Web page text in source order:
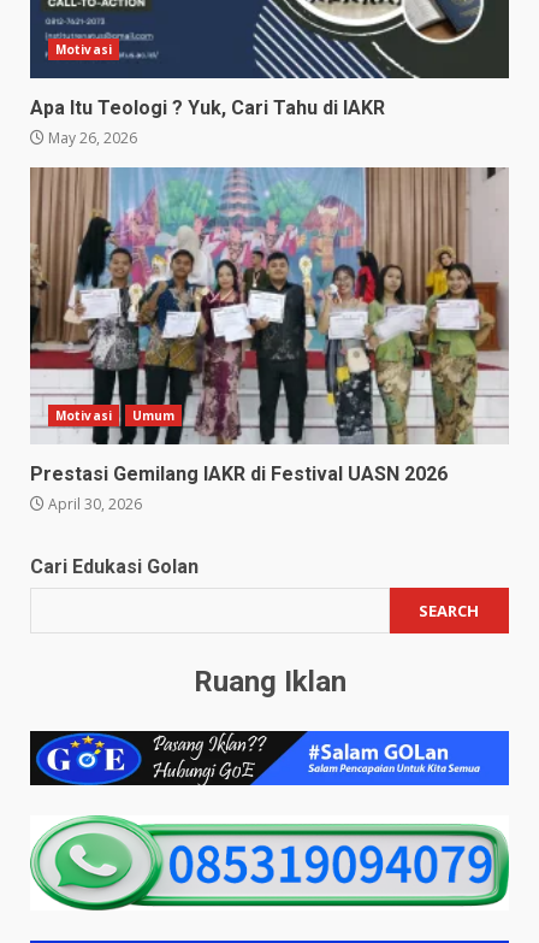
Motivasi
Apa Itu Teologi ? Yuk, Cari Tahu di IAKR
May 26, 2026
Motivasi Umum
Prestasi Gemilang IAKR di Festival UASN 2026
April 30, 2026
Cari Edukasi Golan
SEARCH
Ruang Iklan